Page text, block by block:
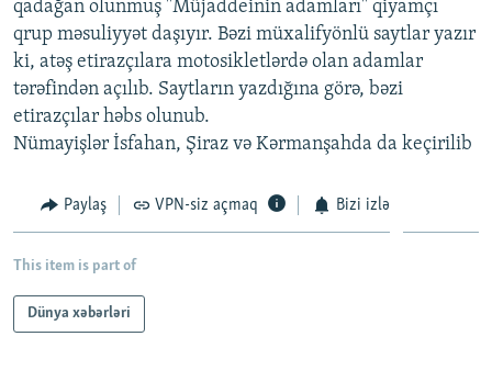
AZADLIQRADIOSU MOBIL TELEFONUNUZDA
BIZIMLƏ ƏLAQƏ
XƏBƏR BÜLLETENLƏRIMIZ
RFE/RL-in bütün saytları
qadağan olunmuş "Müjaddeinin adamları" qiyamçı
qrup məsuliyyət daşıyır. Bəzi müxalifyönlü saytlar yazır
ki, atəş etirazçılara motosikletlərdə olan adamlar
tərəfindən açılıb. Saytların yazdığına görə, bəzi
etirazçılar həbs olunub.
Nümayişlər İsfahan, Şiraz və Kərmanşahda da keçirilib
Paylaş VPN-siz açmaq Bizi izlə
This item is part of
Dünya xəbərləri